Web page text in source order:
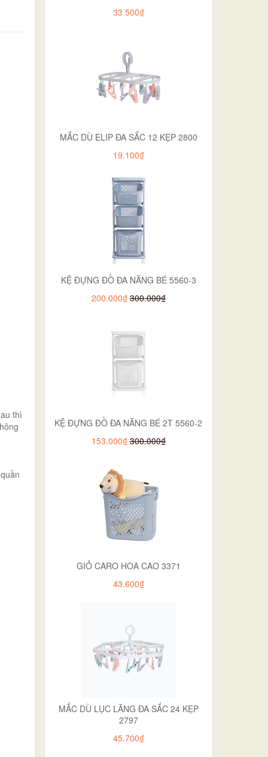
thì
33.500₫
MẮC DÙ ELIP ĐA SẮC 12 KẸP 2800
19.100₫
KỆ ĐỰNG ĐỒ ĐA NĂNG BÉ 5560-3
200.000₫ 300.000₫
KỆ ĐỰNG ĐỒ ĐA NĂNG BÉ 2T 5560-2
153.000₫ 300.000₫
GIỎ CARO HOA CAO 3371
43.600₫
MẮC DÙ LỤC LĂNG ĐA SẮC 24 KẸP
2797
45.700₫